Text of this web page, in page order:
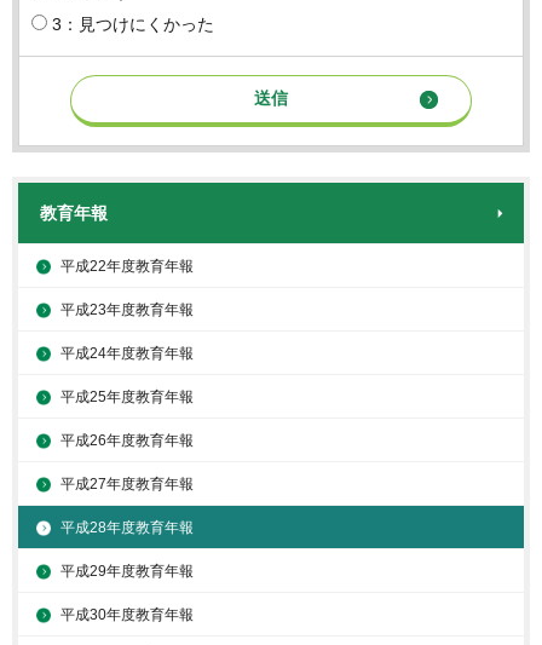
3：見つけにくかった
教育年報
平成22年度教育年報
平成23年度教育年報
平成24年度教育年報
平成25年度教育年報
平成26年度教育年報
平成27年度教育年報
平成28年度教育年報
平成29年度教育年報
平成30年度教育年報